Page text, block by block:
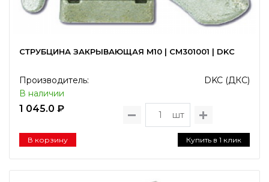
CТРУБЦИНА ЗАКРЫВАЮЩАЯ М10 | CM301001 | DKC
Производитель:
DKC (ДКС)
В наличии
1 045.0 ₽
шт
В корзину Купить в 1 клик